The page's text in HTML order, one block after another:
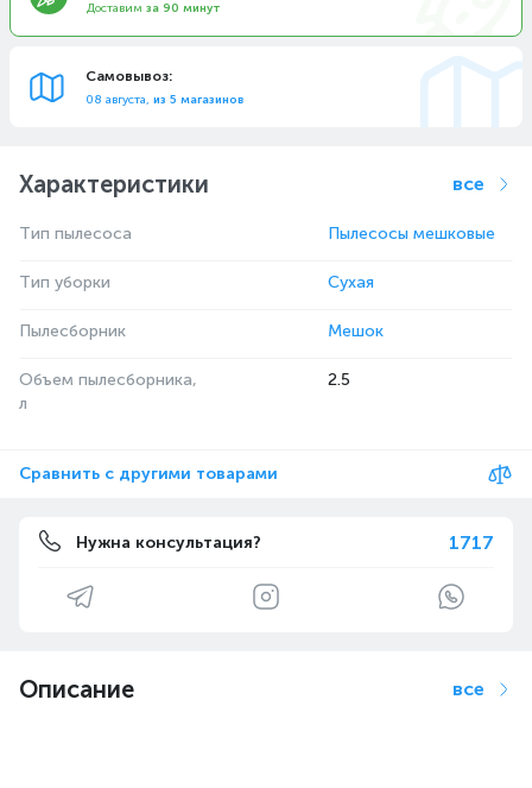
Доставим за 90 минут
Самовывоз:
08 августа, из 5 магазинов
Характеристики все
Тип пылесоса Пылесосы мешковые
Тип уборки Сухая
Пылесборник Мешок
Объем пылесборника,
л
2.5
Сравнить с другими товарами
Нужна консультация? 1717
Описание все